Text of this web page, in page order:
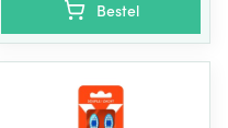
Bestel